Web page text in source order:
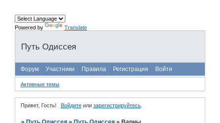
Powered by Translate
Путь Одиссея
Форум Участники Правила Регистрация Войти
Активные темы
Привет, Гость! Войдитеили зарегистрируйтесь.